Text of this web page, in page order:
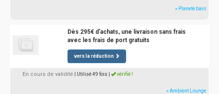
» Planete bain
Dès 295€ d'achats, une livraison sans frais
avec les frais de port gratuits
vers la réduction
En cours de validité | Utilisé 49 fois vérifié !
» Ambient Lounge